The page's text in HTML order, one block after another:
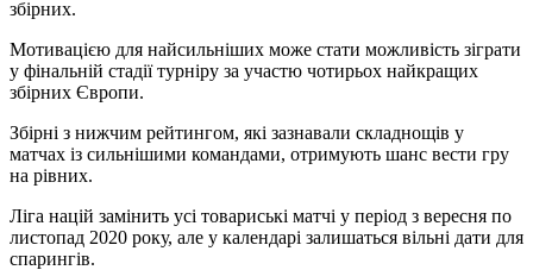
збірних.
Мотивацією для найсильніших може стати можливість зіграти
у фінальній стадії турніру за участю чотирьох найкращих
збірних Європи.
Збірні з нижчим рейтингом, які зазнавали складнощів у
матчах із сильнішими командами, отримують шанс вести гру
на рівних.
Ліга націй замінить усі товариські матчі у період з вересня по
листопад 2020 року, але у календарі залишаться вільні дати для
спарингів.